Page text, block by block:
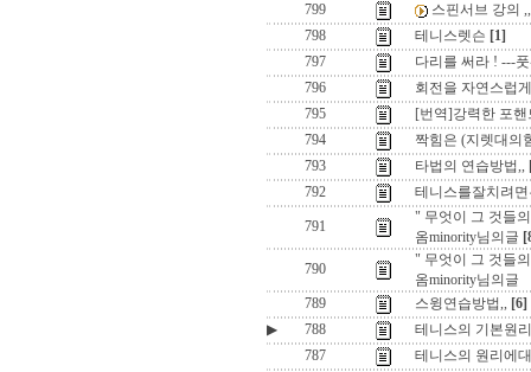
799
스핀서브 강의
798
테니스렛슨 [1]
797
다리를 써라 ! ---
796
회전을 자연스럽
795
[번역]강력한 포핸
794
짝힘은 (지렛대의
793
타법의 연습방법,,
792
테니스를잘치려
791
" 무엇이 그 것들
옴minority님의글
790
" 무엇이 그 것들
옴minority님의글
789
스윙연습방법,, [6]
▶
788
테니스의 기본원
787
테니스의 원리에